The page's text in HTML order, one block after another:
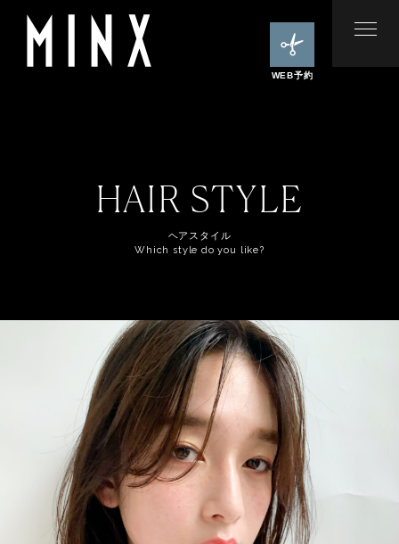
WEB予約
HAIR STYLE
ヘアスタイル
Which style do you like?